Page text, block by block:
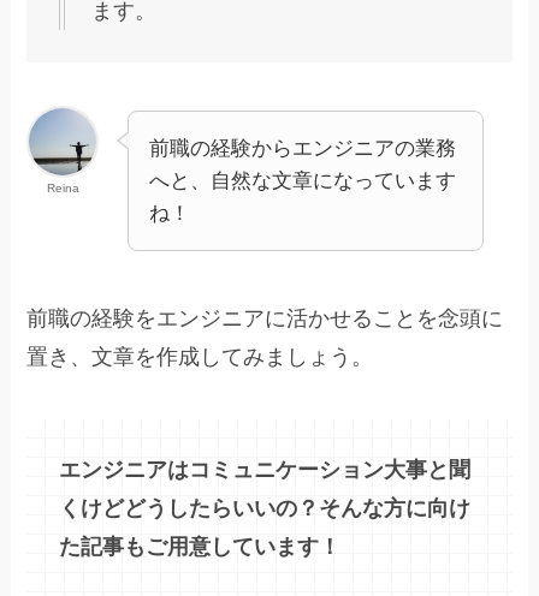
ます。
Reina
前職の経験からエンジニアの業務
へと、自然な文章になっています
ね！
前職の経験をエンジニアに活かせることを念頭に
置き、文章を作成してみましょう。
エンジニアはコミュニケーション大事と聞
くけどどうしたらいいの？そんな方に向け
た記事もご用意しています！